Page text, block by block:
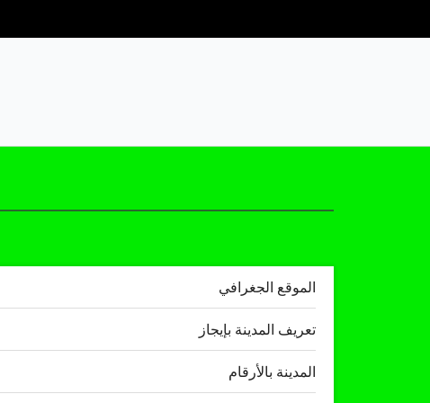
الموقع الجغرافي
تعريف المدينة بإيجاز
المدينة بالأرقام